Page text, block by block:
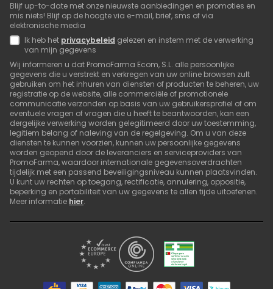
Blijf up-to-date met onze nieuwste aanbiedingen en promoties en
mis niets! Blijf op de hoogte via e-mail, brief, sms of via
elektronische media
Ik heb het privacybeleid gelezen en instem met de verwerking
van mijn gegevens
Wij informeren u dat PromoFarma Ecom, S.L. alle persoonlijke
gegevens die u verstrekt en verkregen van uw online browsen zult
gebruiken om het inhuren van diensten of producten te beheren, uw
registratie op de website, alle commerciële of promotionele
communicatie verzonden op basis van uw gebruikersprofiel of om
eventuele vragen of vragen die u heeft te beantwoorden, kan een
dergelijke verwerking worden gelegitimeerd door uw toestemming,
legitiem belang of naleving van de regelgeving. Om u van deze
diensten te kunnen voorzien, kunnen uw persoonlijke gegevens
worden geopend door de leveranciers en serviceproviders van
PromoFarma, waardoor internationale gegevensoverdrachten
tijdelijk met een passend beveiligingsniveau kunnen plaatsvinden.
U kunt uw rechten op toegang, rectificatie, annulering, oppositie,
beperking en portabiliteit van uw gegevens te allen tijde uitoefenen.
Meer informatie hier.